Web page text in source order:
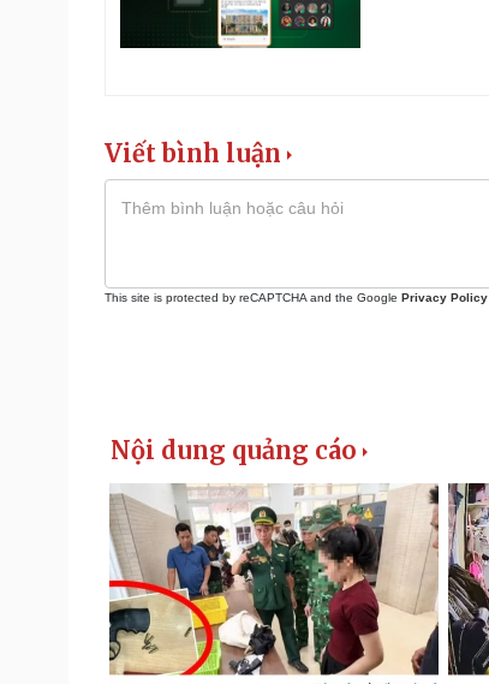
Viết bình luận
This site is protected by reCAPTCHA and the Google Privacy Policy